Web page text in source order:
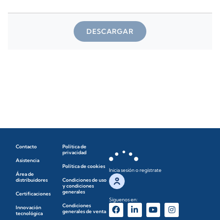
DESCARGAR
Contacto
Asistencia
Área de
distribuidores
Certificaciones
Innovación
tecnológica
Política de
privacidad
Política de cookies
Condiciones de uso
y condiciones
generales
Condiciones
generales de venta
Inicia sesión o regístrate
Síguenos en: